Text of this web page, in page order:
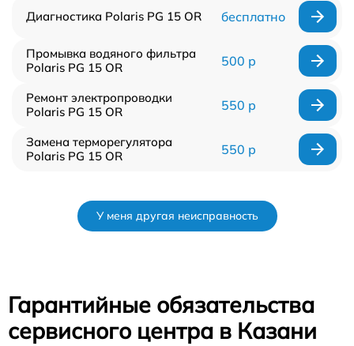
Диагностика Polaris PG 15 OR бесплатно
Промывка водяного фильтра
Polaris PG 15 OR
500 р
Ремонт электропроводки
Polaris PG 15 OR
550 р
Замена терморегулятора
Polaris PG 15 OR
550 р
У меня другая неисправность
Гарантийные обязательства
сервисного центра в Казани